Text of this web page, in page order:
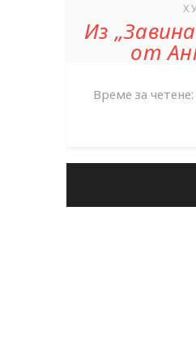
Из
от
Време за